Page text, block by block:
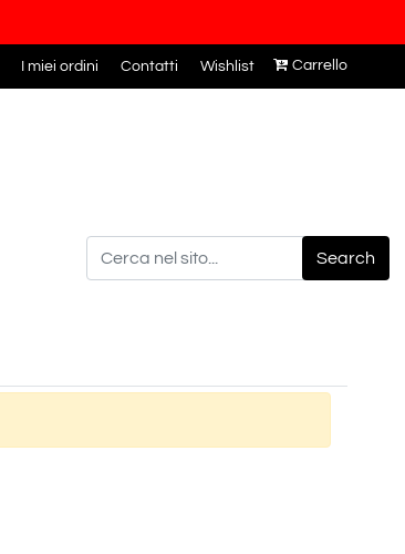
I miei ordini Contatti Wishlist Carrello